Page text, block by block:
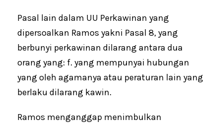
Pasal lain dalam UU Perkawinan yang
dipersoalkan Ramos yakni Pasal 8, yang
berbunyi perkawinan dilarang antara dua
orang yang: f. yang mempunyai hubungan
yang oleh agamanya atau peraturan lain yang
berlaku dilarang kawin.
Ramos menganggap menimbulkan